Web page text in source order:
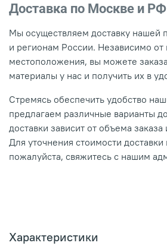
Доставка по Москве и РФ
Мы осуществляем доставку нашей
и регионам России. Независимо от
местоположения, вы можете
материалы у нас и получить их в
Стремясь обеспечить удобство
предлагаем различные варианты
доставки зависит от объема заказа
Для уточнения стоимости доставки
пожалуйста, свяжитесь с нашим
Характеристики